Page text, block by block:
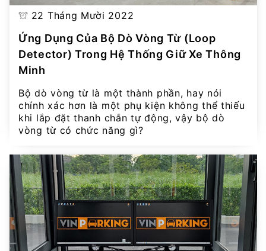
22 Tháng Mười 2022
Ứng Dụng Của Bộ Dò Vòng Từ (Loop
Detector) Trong Hệ Thống Giữ Xe Thông
Minh
Bộ dò vòng từ là một thành phần, hay nói
chính xác hơn là một phụ kiện không thể thiếu
khi lắp đặt thanh chắn tự động, vậy bộ dò
vòng từ có chức năng gì?